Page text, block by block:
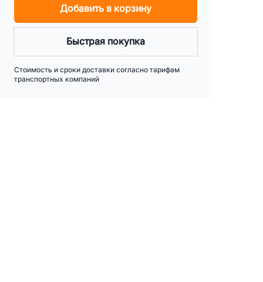
Добавить в корзину
Быстрая покупка
Стоимость и сроки доставки согласно тарифам
транспортных компаний